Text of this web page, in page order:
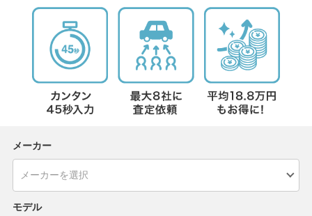
メーカー
モデル